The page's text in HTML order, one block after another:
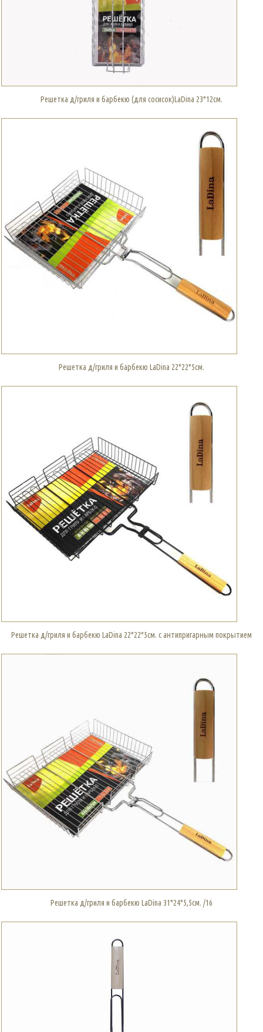
Решетка д/гриля и барбекю (для сосисок)LaDina 23*12см.
Решетка д/гриля и барбекю LaDina 22*22*5см.
Решетка д/гриля и барбекю LaDina 22*22*5см. с антипригарным покрытием
Решетка д/гриля и барбекю LaDina 31*24*5,5см. /16